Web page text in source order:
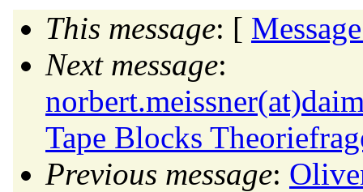
This message: [
Next message:
Tape Blocks
Previous message: